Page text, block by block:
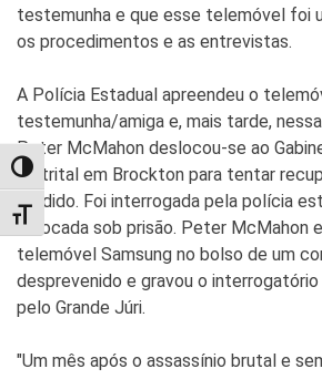
TOGGLE HIGH CONTRAST
TOGGLE FONT SIZE
testemunha e que esse telemóvel foi
os procedimentos e as entrevistas.
A Polícia Estadual apreendeu o
testemunha/amiga e, mais tarde,
Peter McMahon deslocou-se ao
Distrital em Brockton para tentar
perdido. Foi interrogada pela polícia
colocada sob prisão. Peter McMahon
telemóvel Samsung no bolso de um
desprevenido e gravou o
pelo Grande Júri.
"Um mês após o assassínio brutal e